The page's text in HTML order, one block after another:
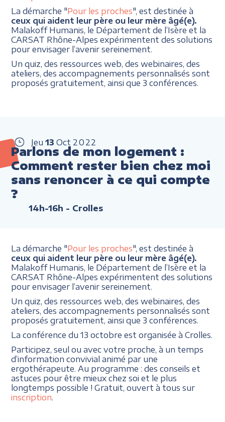
La démarche "Pour les proches", est destinée à
ceux qui aident leur père ou leur mère âgé(e).
Malakoff Humanis, le Département de l’Isère et la
CARSAT Rhône-Alpes expérimentent des solutions
pour envisager l’avenir sereinement.
Un quiz, des ressources web, des webinaires, des
ateliers, des accompagnements personnalisés sont
proposés gratuitement, ainsi que 3 conférences.
Jeu 13 Oct 2022
Parlons de mon logement :
Comment rester bien chez moi
sans renoncer à ce qui compte
?
14h-16h - Crolles
La démarche "Pour les proches", est destinée à
ceux qui aident leur père ou leur mère âgé(e).
Malakoff Humanis, le Département de l’Isère et la
CARSAT Rhône-Alpes expérimentent des solutions
pour envisager l’avenir sereinement.
Un quiz, des ressources web, des webinaires, des
ateliers, des accompagnements personnalisés sont
proposés gratuitement, ainsi que 3 conférences.
La conférence du 13 octobre est organisée à Crolles.
Participez, seul ou avec votre proche, à un temps
d’information convivial animé par une
ergothérapeute. Au programme : des conseils et
astuces pour être mieux chez soi et le plus
longtemps possible ! Gratuit, ouvert à tous sur
inscription